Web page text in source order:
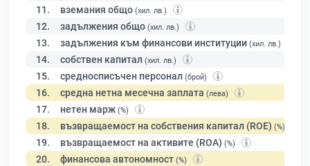
11. вземания общо (хил. лв.)
12. задължения общо (хил. лв.)
13. задължения към финансови институции (хил. лв.)
14. собствен капитал (хил. лв.)
15. средносписъчен персонал (брой)
16. средна нетна месечна заплата (лева)
17. нетен марж (%)
18. възвращаемост на собствения капитал (ROE) (%)
19. възвращаемост на активите (ROA) (%)
20. финансова автономност (%)